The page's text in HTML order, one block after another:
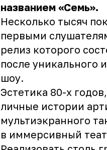
названием «Семь».
Несколько тысяч
первыми
релиз которого
после уникального
шоу.
Эстетика 80-х
личные истории
мультиэкранного
в иммерсивный